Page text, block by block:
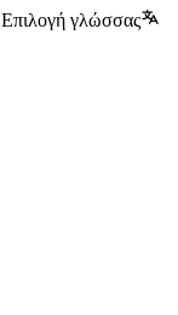
Επιλογή γλώσσας